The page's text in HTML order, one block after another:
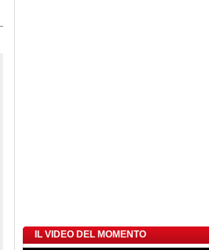
IL VIDEO DEL MOMENTO